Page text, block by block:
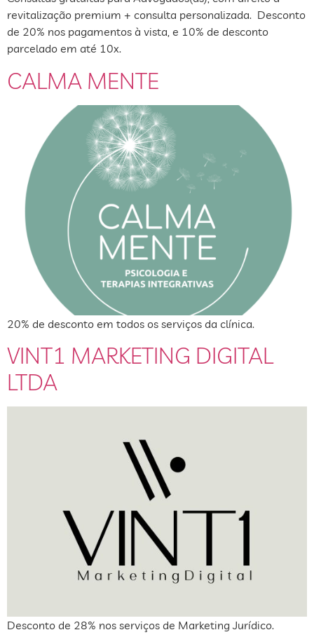
revitalização premium + consulta personalizada. Desconto
de 20% nos pagamentos à vista, e 10% de desconto
parcelado em até 10x.
CALMA MENTE
20% de desconto em todos os serviços da clínica.
VINT1 MARKETING DIGITAL
LTDA
Desconto de 28% nos serviços de Marketing Jurídico.